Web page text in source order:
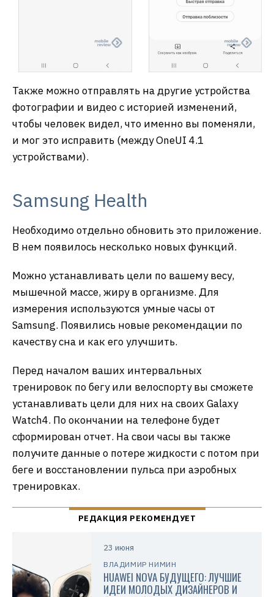
Также можно отправлять на другие устройства
фотографии и видео с историей изменений,
чтобы человек видел, что именно вы поменяли,
и мог это исправить (между OneUI 4.1
устройствами).
Samsung Health
Необходимо отдельно обновить это приложение.
В нем появилось несколько новых функций.
Можно устанавливать цели по вашему весу,
мышечной массе, жиру в организме. Для
измерения используются умные часы от
Samsung. Появились новые рекомендации по
качеству сна и как его улучшить.
Перед началом ваших интервальных
тренировок по бегу или велоспорту вы сможете
устанавливать цели для них на своих Galaxy
Watch4. По окончании на телефоне будет
сформирован отчет. На свои часы вы также
получите данные о потере жидкости с потом при
беге и восстановлении пульса при аэробных
тренировках.
23 июня
ВЛАДИМИР НИМИН
HUAWEI NOVA БУДУЩЕГО: ЛУЧШИЕ
ИДЕИ МОЛОДЫХ ДИЗАЙНЕРОВ И